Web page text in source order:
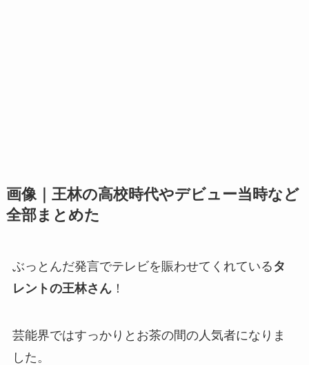
画像｜王林の高校時代やデビュー当時など
全部まとめた
ぶっとんだ発言でテレビを賑わせてくれている タ
レントの王林さん！
芸能界ではすっかりとお茶の間の人気者になりま
した。